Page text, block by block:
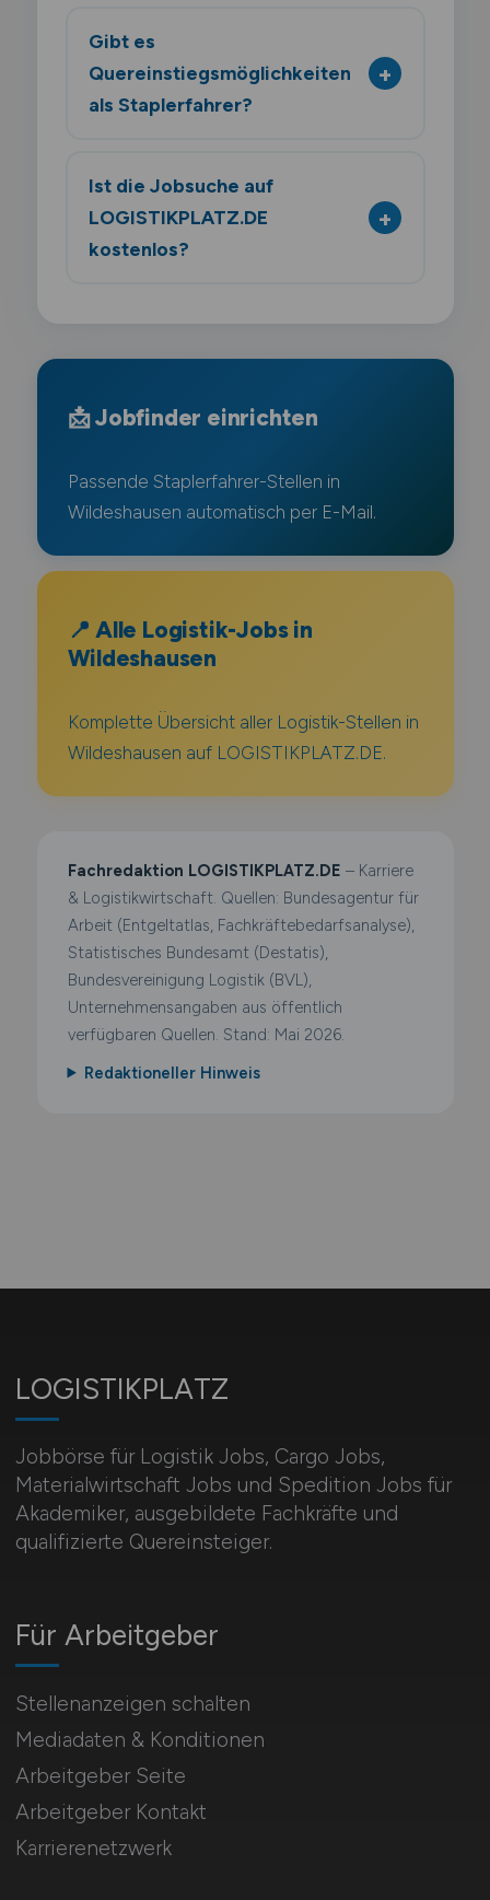
Gibt es
Quereinstiegsmöglichkeiten
als Staplerfahrer?
Ist die Jobsuche auf
LOGISTIKPLATZ.DE
kostenlos?
📩 Jobfinder einrichten
Passende Staplerfahrer-Stellen in
Wildeshausen automatisch per E-Mail.
📍 Alle Logistik-Jobs in
Wildeshausen
Komplette Übersicht aller Logistik-Stellen in
Wildeshausen auf LOGISTIKPLATZ.DE.
Fachredaktion LOGISTIKPLATZ.DE – Karriere
& Logistikwirtschaft. Quellen: Bundesagentur für
Arbeit (Entgeltatlas, Fachkräftebedarfsanalyse),
Statistisches Bundesamt (Destatis),
Bundesvereinigung Logistik (BVL),
Unternehmensangaben aus öffentlich
verfügbaren Quellen. Stand: Mai 2026.
Redaktioneller Hinweis
LOGISTIKPLATZ
Jobbörse für Logistik Jobs, Cargo Jobs,
Materialwirtschaft Jobs und Spedition Jobs für
Akademiker, ausgebildete Fachkräfte und
qualifizierte Quereinsteiger.
Für Arbeitgeber
Stellenanzeigen schalten
Mediadaten & Konditionen
Arbeitgeber Seite
Arbeitgeber Kontakt
Karrierenetzwerk